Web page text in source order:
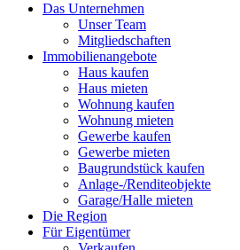
Das Unternehmen
Unser Team
Mitgliedschaften
Immobilienangebote
Haus kaufen
Haus mieten
Wohnung kaufen
Wohnung mieten
Gewerbe kaufen
Gewerbe mieten
Baugrundstück kaufen
Anlage-/Renditeobjekte
Garage/Halle mieten
Die Region
Für Eigentümer